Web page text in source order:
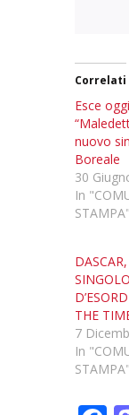
Correlati
Esce oggi
nuovo
Boreale
30
In
STAMPA"
SINGOLO
THE
7
In
STAMPA"